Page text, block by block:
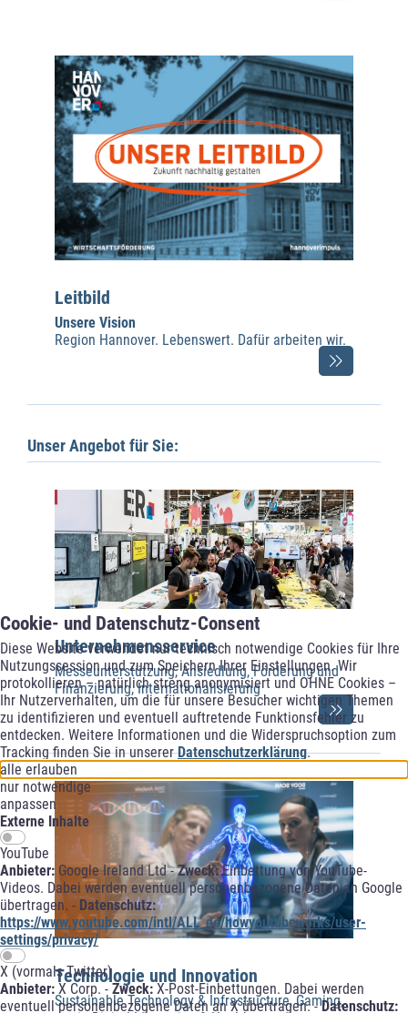
Cookie- und Datenschutz-Consent
Diese Website verwendet nur technisch notwendige Cookies für Ihre
Nutzungssession und zum Speichern Ihrer Einstellungen. Wir
protokollieren – natürlich streng anonymisiert und OHNE Cookies –
Ihr Nutzerverhalten, um die für unsere Besucher wichtigen Themen
zu identifizieren und eventuell auftretende Funktionsfehler zu
entdecken. Weitere Informationen und die Widerspruchsoption zum
Tracking finden Sie in unsererDatenschutzerklärung.
alle erlauben
nur notwendige
anpassen
Externe Inhalte
YouTube
Anbieter: Google Ireland Ltd -Zweck:Einbettung von YouTube-
Videos. Dabei werden eventuell personenbezogene Daten an Google
übertragen. - Datenschutz:
https://www.youtube.com/intl/ALL_de/howyoutubeworks/user-
settings/privacy/
X (vormals Twitter)
Anbieter: X Corp. - Zweck: X-Post-Einbettungen. Dabei werden
eventuell personenbezogene Daten an X übertragen. -Datenschutz:
Leitbild
Unsere Vision
Region Hannover. Lebenswert. Dafür arbeiten wir.
Unser Angebot für Sie:
Unternehmensservice
Messeunterstützung, Ansiedlung, Förderung und
Finanzierung, Internationalisierung
Technologie und Innovation
Sustainable Technology & Infrastructure, Gaming,